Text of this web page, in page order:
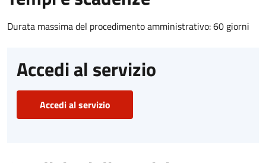
Durata massima del procedimento amministrativo: 60 giorni
Accedi al servizio
Accedi al servizio